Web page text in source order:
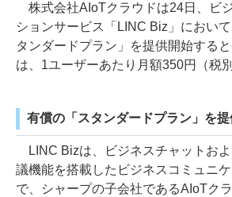
株式会社AIoTクラウドは24日、ビ
ションサービス「LINC Biz」におい
タンダードプラン」を提供開始する
は、1ユーザーあたり月額350円（税別
有償の「スタンダードプラン」を提
LINC Bizは、ビジネスチャットお
議機能を搭載したビジネスコミュニ
で、シャープの子会社であるAIoTク